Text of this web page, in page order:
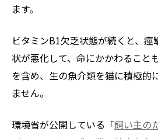
ます。
ビタミンB1欠乏状態が続くと、
状が悪化して、命にかかわること
を含め、生の魚介類を猫に積極的
ません。
環境省が公開している「飼い主の